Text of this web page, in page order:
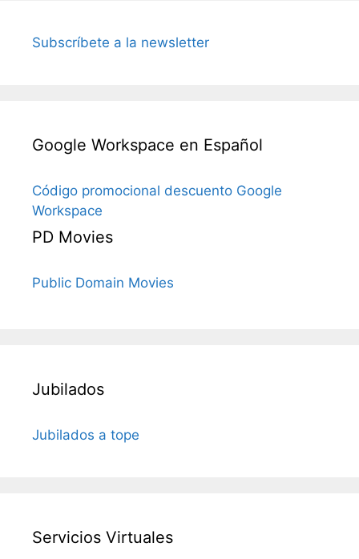
Subscríbete a la newsletter
Google Workspace en Español
Código promocional descuento Google
Workspace
PD Movies
Public Domain Movies
Jubilados
Jubilados a tope
Servicios Virtuales